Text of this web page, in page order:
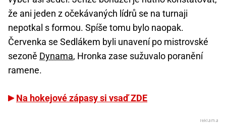
že ani jeden z očekávaných lídrů se na turnaji
nepotkal s formou. Spíše tomu bylo naopak.
Červenka se Sedlákem byli unavení po mistrovské
sezoně Dynama, Hronka zase sužuvalo poranění
ramene.
Na hokejové zápasy si vsaď ZDE